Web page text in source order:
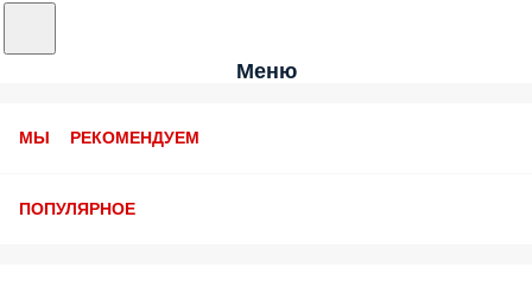
Меню
МЫ РЕКОМЕНДУЕМ
ПОПУЛЯРНОЕ